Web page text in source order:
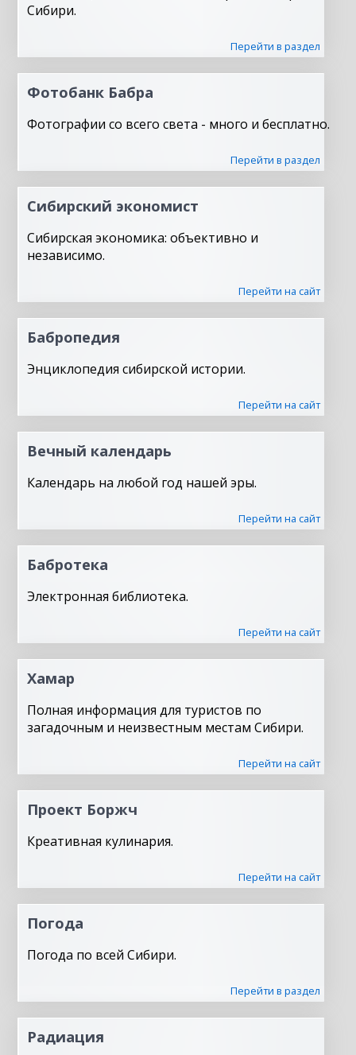
Сибири.
Перейти в раздел
Фотобанк Бабра
Фотографии со всего света - много и бесплатно.
Перейти в раздел
Сибирский экономист
Сибирская экономика: объективно и
независимо.
Перейти на сайт
Бабропедия
Энциклопедия сибирской истории.
Перейти на сайт
Вечный календарь
Календарь на любой год нашей эры.
Перейти на сайт
Бабротека
Электронная библиотека.
Перейти на сайт
Хамар
Полная информация для туристов по
загадочным и неизвестным местам Сибири.
Перейти на сайт
Проект Боржч
Креативная кулинария.
Перейти на сайт
Погода
Погода по всей Сибири.
Перейти в раздел
Радиация